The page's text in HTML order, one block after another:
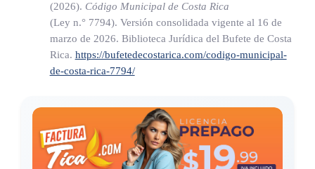
(Así reformado por el artículo 2° de la ley N° 9208 del 20 de
febrero del 2014)
Toda partida específica o transferencia pública de fondos para
obras o proyectos del distrito, deberá girarse directamente al
concejo municipal de distrito.
(2026). Código Municipal de Costa Rica
(Ley n.° 7794). Versión consolidada vigente al 16 de
marzo de 2026. Biblioteca Jurídica del Bufete de Costa
Rica. https://bufetedecostarica.com/codigo-municipal-
de-costa-rica-7794/